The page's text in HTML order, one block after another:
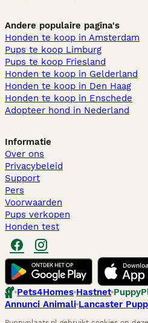
Andere populaire pagina's
Honden te koop in Amsterdam
Pups te koop Limburg​
Pups te koop Friesland​
Honden te koop in Gelderland
Honden te koop in Den Haag
Honden te koop in Enschede
Adopteer hond in Nederland
Informatie
Over ons
Privacybeleid
Support
Pers
Voorwaarden
Pups verkopen
Honden test
Pets4Homes Hastnet
Annunci Animali Lancaster